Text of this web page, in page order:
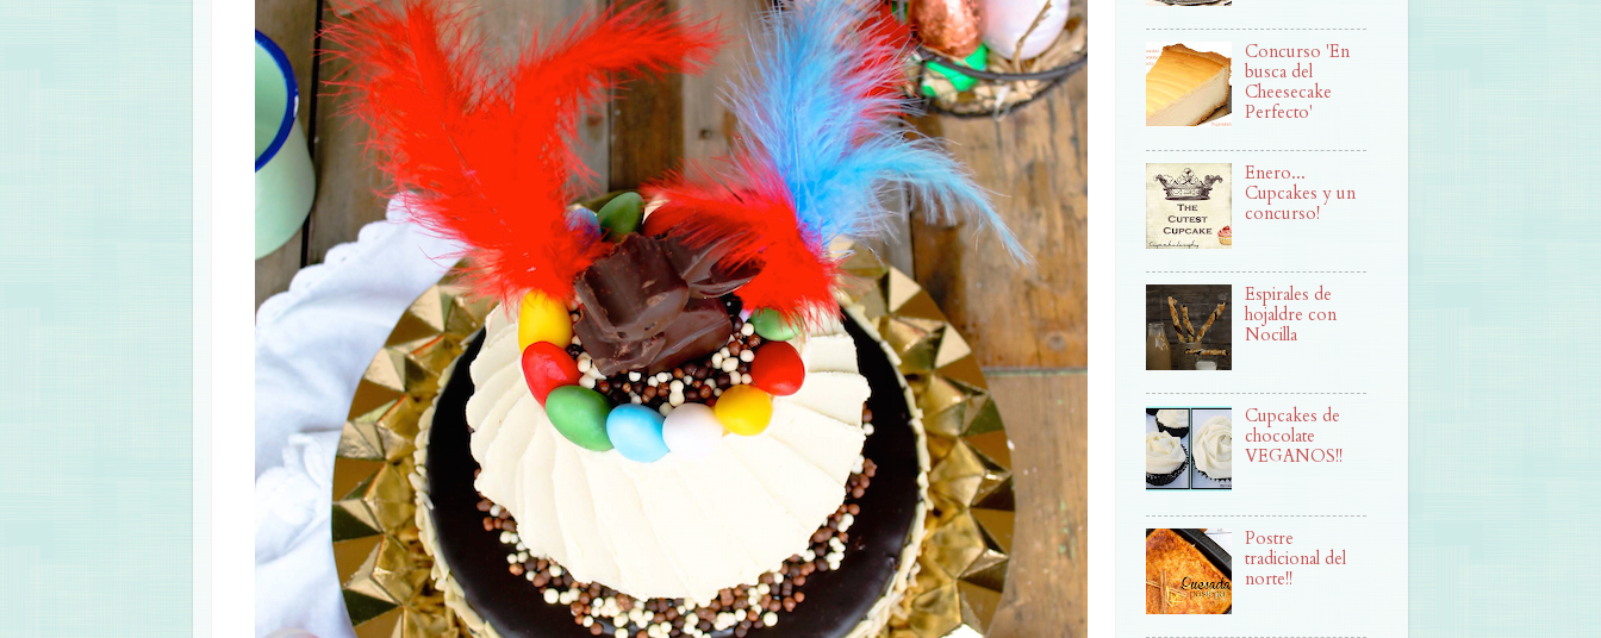
Concurso 'En
busca del
Cheesecake
Perfecto'
Enero...
Cupcakes y un
concurso!
Espirales de
hojaldre con
Nocilla
Cupcakes de
chocolate
VEGANOS!!
Postre
tradicional del
norte!!